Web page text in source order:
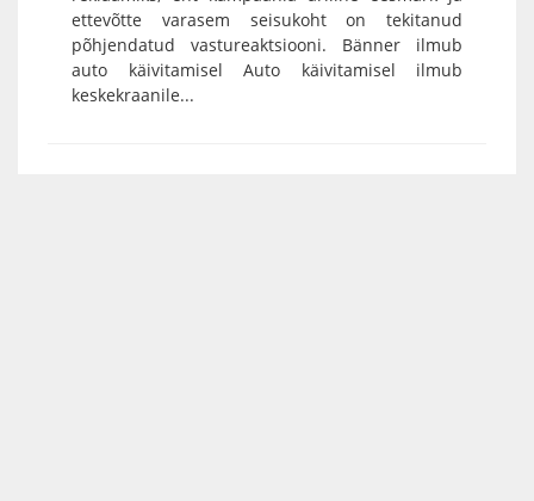
ettevõtte varasem seisukoht on tekitanud
põhjendatud vastureaktsiooni. Bänner ilmub
auto käivitamisel Auto käivitamisel ilmub
keskekraanile...